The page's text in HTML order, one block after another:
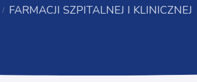
FARMACJI SZPITALNEJ I KLINICZNEJ